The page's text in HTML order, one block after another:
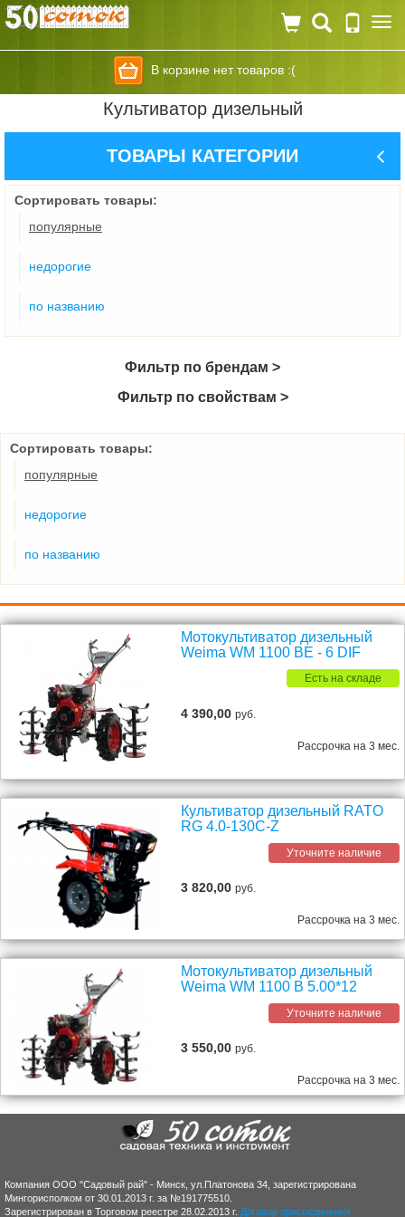
В корзине нет товаров :(
Культиватор дизельный
ТОВАРЫ КАТЕГОРИИ
Сортировать товары:
популярные
недорогие
по названию
Фильтр по брендам >
Фильтр по свойствам >
Сортировать товары:
популярные
недорогие
по названию
Мотокультиватор дизельный
Weima WM 1100 ВE - 6 DIF
Есть на складе
4 390,00руб.
Рассрочка на 3 мес.
Культиватор дизельный RATO
RG 4.0-130С-Z
Уточните наличие
3 820,00руб.
Рассрочка на 3 мес.
Мотокультиватор дизельный
Weima WM 1100 B 5.00*12
Уточните наличие
3 550,00руб.
Рассрочка на 3 мес.
Компания ООО "Садовый рай" - Минск, ул.Платонова 34, зарегистрирована
Мингорисполком от 30.01.2013 г. за №191775510.
Зарегистрирован в Торговом реестре 28.02.2013 г. Договор присоединения